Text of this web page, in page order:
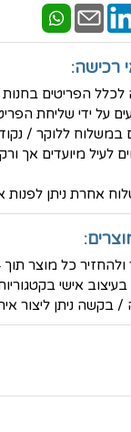
רכישה:
ללוקר / נקודת איסוף
ניתן לפנות אליי ישירות
מיום הרכישה ולקבל זיכוי מלא (למעט דמי המשלוח)
אישי
ליצור איתי קשר